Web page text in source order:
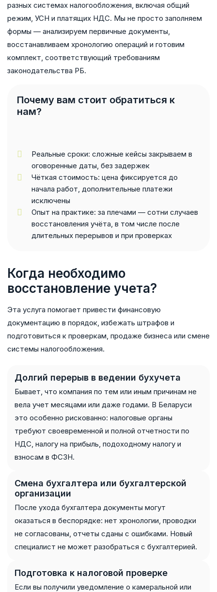
разных системах налогообложения, включая общий
режим, УСН и платящих НДС. Мы не просто заполняем
формы — анализируем первичные документы,
восстанавливаем хронологию операций и готовим
комплект, соответствующий требованиям
законодательства РБ.
Почему вам стоит обратиться к
нам?
Реальные сроки: сложные кейсы закрываем в
оговоренные даты, без задержек
Чёткая стоимость: цена фиксируется до
начала работ, дополнительные платежи
исключены
Опыт на практике: за плечами — сотни случаев
восстановления учёта, в том числе после
длительных перерывов и при проверках
Когда необходимо
восстановление учета?
Эта услуга помогает привести финансовую
документацию в порядок, избежать штрафов и
подготовиться к проверкам, продаже бизнеса или смене
системы налогообложения.
Долгий перерыв в ведении бухучета
Бывает, что компания по тем или иным причинам не
вела учет месяцами или даже годами. В Беларуси
это особенно рискованно: налоговые органы
требуют своевременной и полной отчетности по
НДС, налогу на прибыль, подоходному налогу и
взносам в ФСЗН.
Смена бухгалтера или бухгалтерской
организации
После ухода бухгалтера документы могут
оказаться в беспорядке: нет хронологии, проводки
не согласованы, отчеты сданы с ошибками. Новый
специалист не может разобраться с бухгалтерией.
Подготовка к налоговой проверке
Если вы получили уведомление о камеральной или